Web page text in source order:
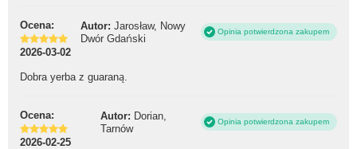
Ocena: Autor: Jarosław, Nowy
Dwór Gdański
Opinia potwierdzona zakupem
2026-03-02
Dobra yerba z guaraną.
Ocena: Autor: Dorian,
Tarnów
Opinia potwierdzona zakupem
2026-02-25